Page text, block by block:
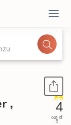
,
4
out of
5